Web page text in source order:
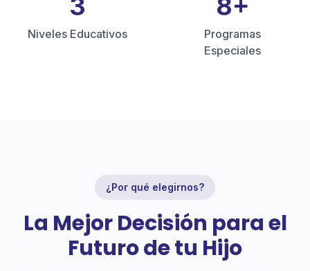
3
Niveles Educativos
8+
Programas
Especiales
¿Por qué elegirnos?
La Mejor Decisión para el
Futuro de tu Hijo